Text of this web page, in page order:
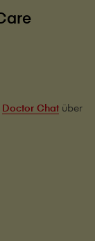
Doctor Chat über